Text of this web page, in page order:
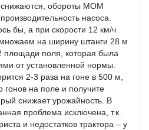
снижаются, обороты МОМ
насоса.
бы, а при скорости 12 км/ч
на ширину штанги 28 м
площади поля, которая была
от установленной нормы.
2-3 раза на гоне в 500 м,
гонов на поле и получите
снижает урожайность. В
проблема исключена, т.к.
и недостатков трактора – у